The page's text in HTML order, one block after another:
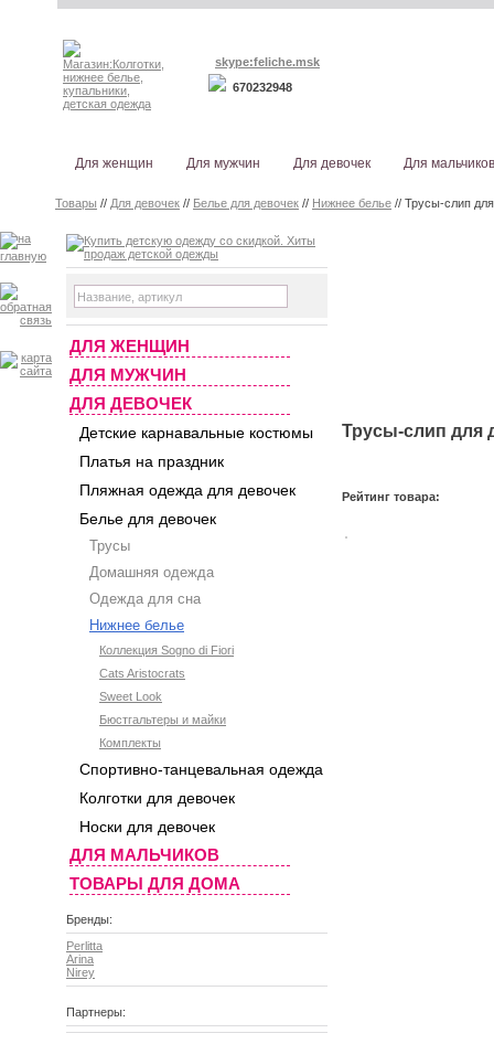
skype:feliche.msk
670232948
Для женщин Для мужчин Для девочек Для мальчиков
Товары // Для девочек // Белье для девочек // Нижнее белье // Трусы-слип
ДЛЯ ЖЕНЩИН
ДЛЯ МУЖЧИН
ДЛЯ ДЕВОЧЕК
Детские карнавальные костюмы
Платья на праздник
Пляжная одежда для девочек
Белье для девочек
Трусы
Домашняя одежда
Одежда для сна
Нижнее белье
Коллекция Sogno di Fiori
Cats Aristocrats
Sweet Look
Бюстгальтеры и майки
Комплекты
Спортивно-танцевальная одежда
Колготки для девочек
Носки для девочек
ДЛЯ МАЛЬЧИКОВ
ТОВАРЫ ДЛЯ ДОМА
Бренды:
Perlitta
Arina
Nirey
Партнеры:
Трусы-слип для
Рейтинг товара: